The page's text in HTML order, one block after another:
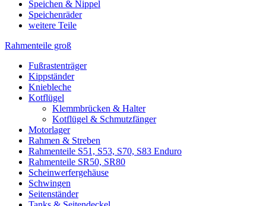
Speichen & Nippel
Speichenräder
weitere Teile
Rahmenteile groß
Fußrastenträger
Kippständer
Kniebleche
Kotflügel
Klemmbrücken & Halter
Kotflügel & Schmutzfänger
Motorlager
Rahmen & Streben
Rahmenteile S51, S53, S70, S83 Enduro
Rahmenteile SR50, SR80
Scheinwerfergehäuse
Schwingen
Seitenständer